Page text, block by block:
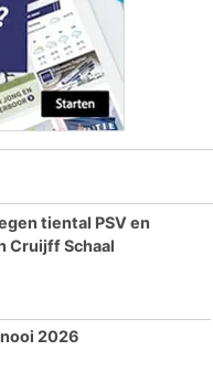
tiental PSV en
Cruijff Schaal
2026